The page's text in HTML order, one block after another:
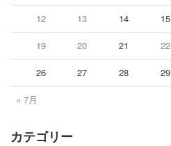
« 7月
12 13 14 15
19 20 21 22
26 27 28 29
カテゴリー